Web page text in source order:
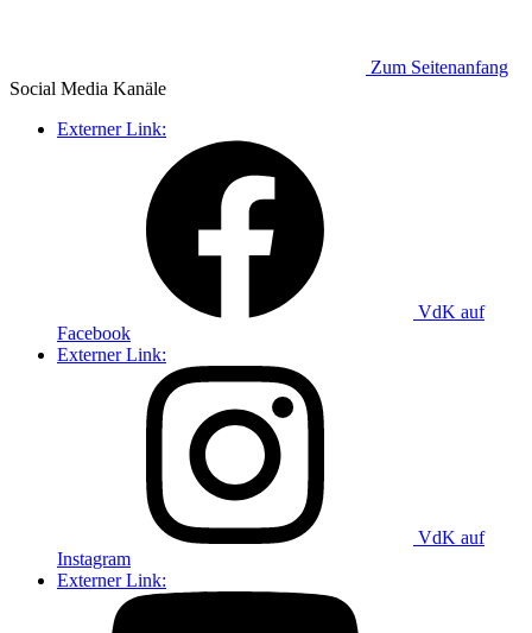
Zum Seitenanfang
Social Media Kanäle
Externer Link:
VdK auf
Facebook
Externer Link:
VdK auf
Instagram
Externer Link: